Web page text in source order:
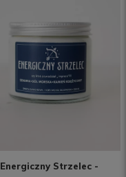
Energiczny Strzelec -